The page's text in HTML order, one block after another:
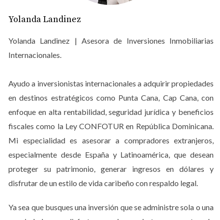
más relajado. Este café está rodeado de vegetación y
ofrece asientos al aire libre. La conexión Wi-Fi es menos
robusta, pero suficiente para tareas ligeras.
El café helado aquí es una delicia en días calurosos. Lo
sombra de una palmera. Sin embargo, es mejor evitar
grandes archivos o videollamadas.
LLÁMAME AHORA
Case Study: Un Espacio Creativo
Una amiga diseñadora suele trabajar en Los Corales
para inspirarse. La atmósfera tranquila le permite fluir
mientras disfrutaba del entorno natural.
Yolanda Landinez
Yolanda Landinez | Asesora de Inversiones Inmobiliarias
Internacionales.
Ayudo a inversionistas internacionales a adquirir propiedades
en destinos estratégicos como Punta Cana, Cap Cana, con
enfoque en alta rentabilidad, seguridad jurídica y beneficios
fiscales como la Ley CONFOTUR en República Dominicana.
Mi especialidad es asesorar a compradores extranjeros,
especialmente desde España y Latinoamérica, que desean
proteger su patrimonio, generar ingresos en dólares y
disfrutar de un estilo de vida caribeño con respaldo legal.
Ya sea que busques una inversión que se administre sola o una